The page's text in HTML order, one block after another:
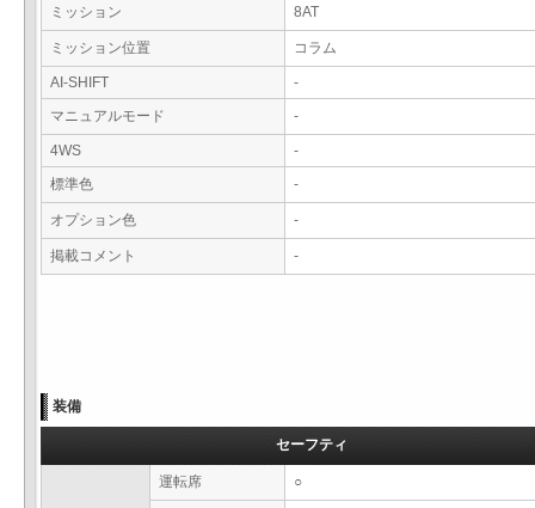
ミッション 8AT
ミッション位置 コラム
AI-SHIFT
-
マニュアルモード
-
4WS
-
標準色
-
オプション色 -
掲載コメント -
装備
セーフティ
運転席 ○